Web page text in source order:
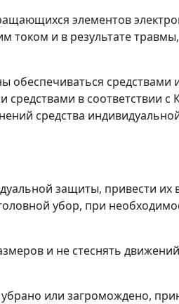
элементов
током и в результате
обеспечиваться
в соответствии с
средства
защиты, привести их
убор, при
и не стеснять
или загромождено,